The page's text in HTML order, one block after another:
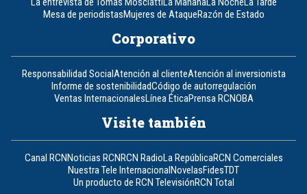
Mesa de periodistasMujeres de AtaqueRazón de Estado
Corporativo
Responsabilidad SocialAtención al clienteAtención al inversionista
Informe de sostenibilidadCódigo de autorregulación
Ventas InternacionalesLínea ÉticaPrensa RCNOBA
Visite también
Canal RCNNoticias RCNRCN RadioLa RepúblicaRCN Comerciales
Nuestra Tele InternacionalNovelasFidesTDT
Un producto de RCN TelevisiónRCN Total